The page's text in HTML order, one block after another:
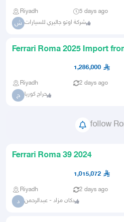
Riyadh 5 days ago
ش شركة اوتو جاليري للسيارات
Ferrari Roma 2025 Import
1,286,000
Riyadh 2 days ago
ح حراج كوريا
follow
Ferrari Roma 39 2024
1,015,072
Riyadh 2 days ago
د دكان مزاد - عبدالرحمن